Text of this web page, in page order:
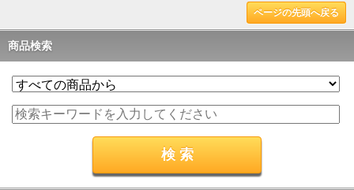
ページの先頭へ戻る
商品検索